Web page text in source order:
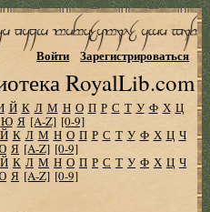
RoyalLib.com
Войти Зарегистрироваться
Й К Л М Н О П Р С Т У Ф Х Ц
Ю Я [A-Z] [0-9]
Й К Л М Н О П Р С Т У Ф Х Ц Ч
Я [A-Z] [0-9]
Й К Л М Н О П Р С Т У Ф Х Ц Ч
Я [A-Z] [0-9]